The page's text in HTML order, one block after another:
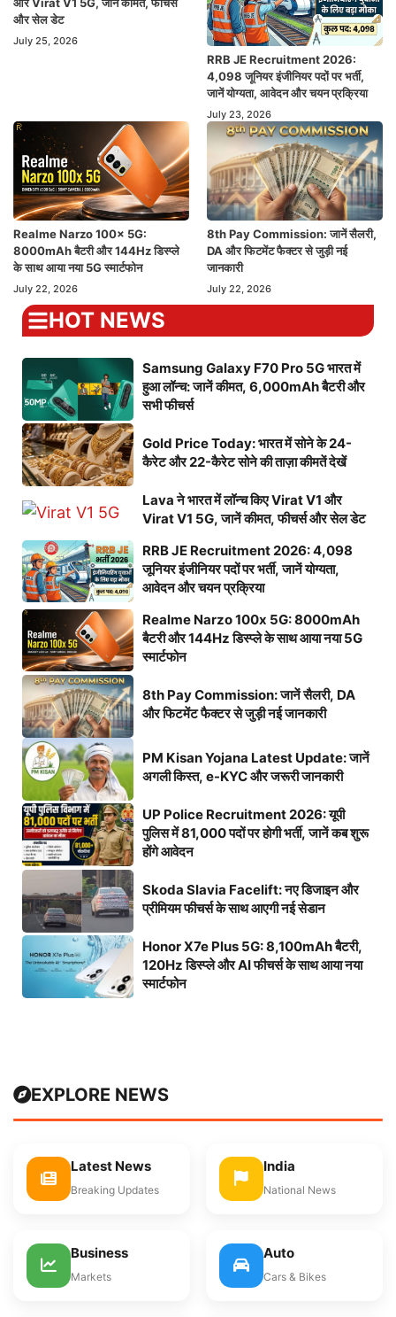
और सेल डेट
July 25, 2026
RRB JE Recruitment 2026:
4,098 जूनियर इंजीनियर पदों पर भर्ती,
जानें योग्यता, आवेदन और चयन प्रक्रिया
July 23, 2026
Realme Narzo 100x 5G:
8000mAh बैटरी और 144Hz डिस्प्ले
के साथ आया नया 5G स्मार्टफोन
July 22, 2026
8th Pay Commission: जानें सैलरी,
DA और फिटमेंट फैक्टर से जुड़ी नई
जानकारी
July 22, 2026
HOT NEWS
Samsung Galaxy F70 Pro 5G भारत में
हुआ लॉन्च: जानें कीमत, 6,000mAh बैटरी और
सभी फीचर्स
Gold Price Today: भारत में सोने के 24-
कैरेट और 22-कैरेट सोने की ताज़ा कीमतें देखें
Lava ने भारत में लॉन्च किए Virat V1 और
Virat V1 5G, जानें कीमत, फीचर्स और सेल डेट
RRB JE Recruitment 2026: 4,098
जूनियर इंजीनियर पदों पर भर्ती, जानें योग्यता,
आवेदन और चयन प्रक्रिया
Realme Narzo 100x 5G: 8000mAh
बैटरी और 144Hz डिस्प्ले के साथ आया नया 5G
स्मार्टफोन
8th Pay Commission: जानें सैलरी, DA
और फिटमेंट फैक्टर से जुड़ी नई जानकारी
PM Kisan Yojana Latest Update: जानें
अगली किस्त, e-KYC और जरूरी जानकारी
UP Police Recruitment 2026: यूपी
पुलिस में 81,000 पदों पर होगी भर्ती, जानें कब शुरू
होंगे आवेदन
Skoda Slavia Facelift: नए डिजाइन और
प्रीमियम फीचर्स के साथ आएगी नई सेडान
Honor X7e Plus 5G: 8,100mAh बैटरी,
120Hz डिस्प्ले और AI फीचर्स के साथ आया नया
स्मार्टफोन
EXPLORE NEWS
Latest News
Breaking Updates
India
National News
Business
Markets
Auto
Cars & Bikes